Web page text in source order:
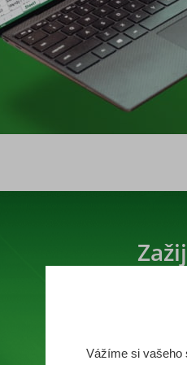
Podívejte se na
Vážíme si vašeho